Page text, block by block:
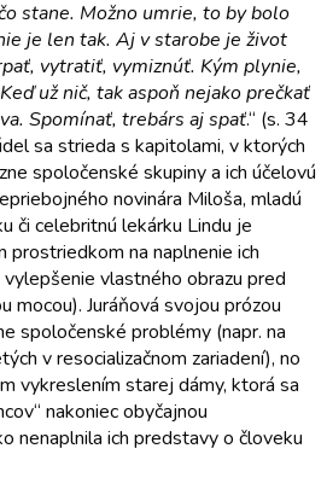
stane. Možno umrie, to by bolo
je len tak. Aj v starobe je život
vytratiť, vymiznúť. Kým plynie,
už nič, tak aspoň nejako prečkať
Spomínať, trebárs aj spať.“ (s. 34
sa strieda s kapitolami, v ktorých
spoločenské skupiny a ich účelovú
novinára Miloša, mladú
či celebritnú lekárku Lindu je
prostriedkom na naplnenie ich
vylepšenie vlastného obrazu pred
mocou). Juráňová svojou prózou
spoločenské problémy (napr. na
v resocializačnom zariadení), no
vykreslením starej dámy, ktorá sa
nakoniec obyčajnou
nenaplnila ich predstavy o človeku